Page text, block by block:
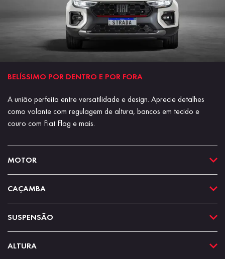
BELÍSSIMO POR DENTRO E POR FORA
A união perfeita entre versatilidade e design. Aprecie detalhes
como volante com regulagem de altura, bancos em tecido e
couro com Fiat Flag e mais.
MOTOR
CAÇAMBA
SUSPENSÃO
ALTURA